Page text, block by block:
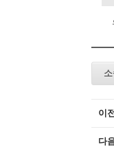
이
다